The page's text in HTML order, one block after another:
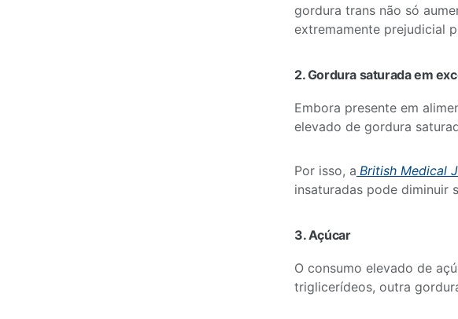
gordura trans não só
extremamente prejudicial
2. Gordura saturada em
Embora presente em
elevado de gordura
Por isso, a British Medical
insaturadas pode diminuir
3. Açúcar
O consumo elevado de
triglicerídeos, outra